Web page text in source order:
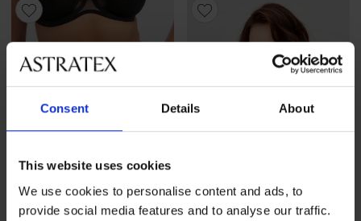
Consent Details About
This website uses cookies
We use cookies to personalise content and ads, to
provide social media features and to analyse our traffic.